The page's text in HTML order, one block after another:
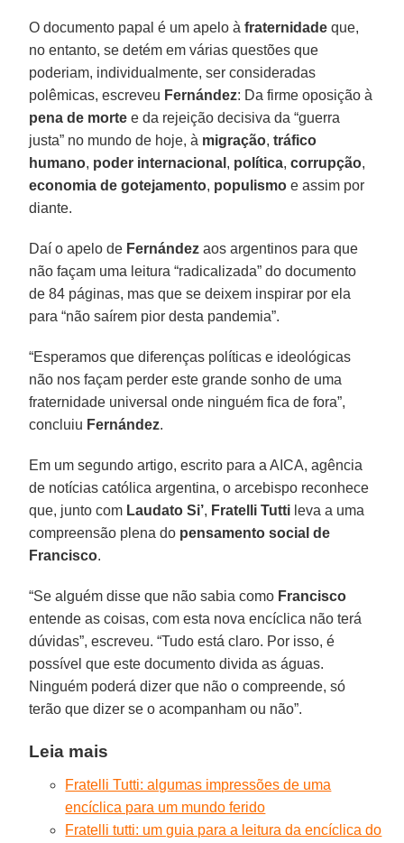
O documento papal é um apelo àfraternidade que,
no entanto, se detém em várias questões que
poderiam, individualmente, ser consideradas
polêmicas, escreveu Fernández: Da firme oposição à
pena de morte e da rejeição decisiva da “guerra
justa” no mundo de hoje, à migração,tráfico
humano, poder internacional , política,corrupção,
economia de gotejamento, populismo e assim por
diante.
Daí o apelo de Fernández aos argentinos para que
não façam uma leitura “radicalizada” do documento
de 84 páginas, mas que se deixem inspirar por ela
para “não saírem pior desta pandemia”.
“Esperamos que diferenças políticas e ideológicas
não nos façam perder este grande sonho de uma
fraternidade universal onde ninguém fica de fora”,
concluiu Fernández.
Em um segundo artigo, escrito para a AICA, agência
de notícias católica argentina, o arcebispo reconhece
que, junto com Laudato Si’, Fratelli Tutti leva a uma
compreensão plena do pensamento social de
Francisco.
“Se alguém disse que não sabia como Francisco
entende as coisas, com esta nova encíclica não terá
dúvidas”, escreveu. “Tudo está claro. Por isso, é
possível que este documento divida as águas.
Ninguém poderá dizer que não o compreende, só
terão que dizer se o acompanham ou não”.
Leia mais
Fratelli Tutti: algumas impressões de uma
encíclica para um mundo ferido
Fratelli tutti: um guia para a leitura da encíclica do